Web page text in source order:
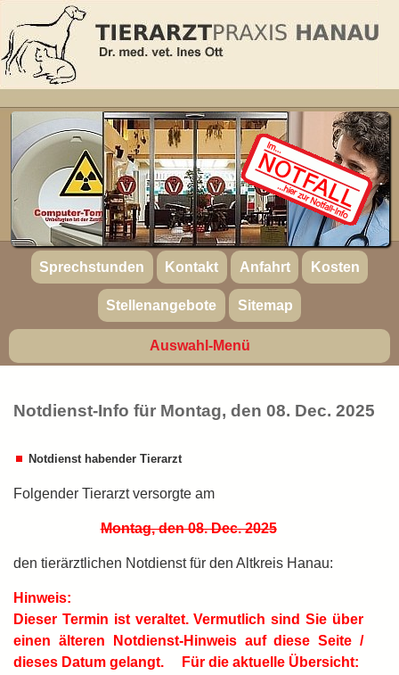
Sprechstunden Kontakt Anfahrt Kosten
Stellenangebote Sitemap
Auswahl-Menü
Notdienst-Info für Montag, den 08. Dec. 2025
Notdienst habender Tierarzt
Folgender Tierarzt versorgte am
Montag, den 08. Dec. 2025
den tierärztlichen Notdienst für den Altkreis Hanau:
Hinweis:
Dieser Termin ist veraltet.Vermutlich sind Sie über
einen älteren Notdienst-Hinweis auf diese Seite /
dieses Datum gelangt.
Für die aktuelle Übersicht: